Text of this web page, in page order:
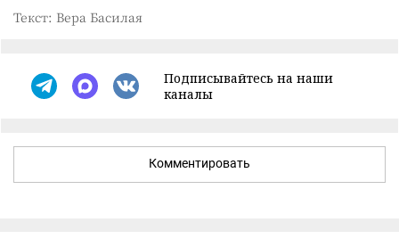
Текст: Вера Басилая
Подписывайтесь на наши
каналы
Комментировать